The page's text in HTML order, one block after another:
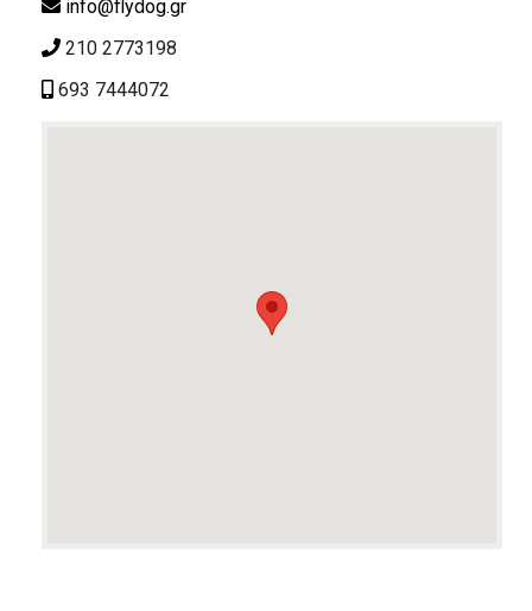
info@flydog.gr
210 2773198
693 7444072